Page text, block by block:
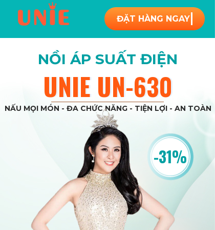
ĐẶT HÀNG
UNIE UN-630
UNIE UN-630
NỒI ÁP SUẤT ĐIỆN
NẤU MỌI MÓN - ĐA CHỨC NĂNG - TIỆN LỢI - AN TOÀN
-31%